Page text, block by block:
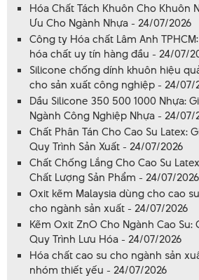
Hóa Chất Tách Khuôn Cho Khuôn
Ưu Cho Ngành Nhựa - 24/07/2026
Công ty Hóa chất Lâm Anh
hóa chất uy tín hàng đầu - 24/07/
Silicone chống dính khuôn hiệu
cho sản xuất công nghiệp - 24/07/
Dầu Silicone 350 500 1000 Nhựa:
Ngành Công Nghiệp Nhựa - 24/07/
Chất Phân Tán Cho Cao Su Latex:
Quy Trình Sản Xuất - 24/07/2026
Chất Chống Lắng Cho Cao Su
Chất Lượng Sản Phẩm - 24/07/2026
Oxit kẽm Malaysia dùng cho cao
cho ngành sản xuất - 24/07/2026
Kẽm Oxit ZnO Cho Ngành Cao Su:
Quy Trình Lưu Hóa - 24/07/2026
Hóa chất cao su cho ngành sản
nhóm thiết yếu - 24/07/2026